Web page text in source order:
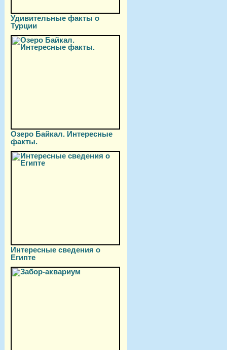
Удивительные факты о
Турции
Озеро Байкал. Интересные
факты.
Интересные сведения о
Египте